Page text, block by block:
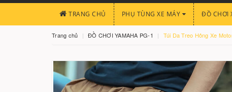
TRANG CHỦ PHỤ TÙNG XE MÁY ĐỒ CHƠI
Trang chủ ĐỒ CHƠI YAMAHA PG-1 Túi Da Treo Hông Xe